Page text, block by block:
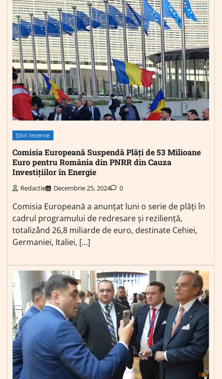
Știri Interne
Comisia Europeană Suspendă Plăți de 53 Milioane
Euro pentru România din PNRR din Cauza
Investițiilor în Energie
Redactie Decembrie 25, 2024 0
Comisia Europeană a anunțat luni o serie de plăți în
cadrul programului de redresare și reziliență,
totalizând 26,8 miliarde de euro, destinate Cehiei,
Germaniei, Italiei, […]